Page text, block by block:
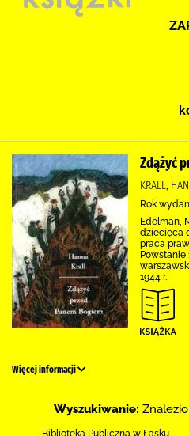
Zdążyć
KRALL,
Rok
Edelman,
dziecięca
praca
Powstanie
1944 r.
Więcej informacji
Wyszukiwanie:
Biblioteka Publiczna w Łasku